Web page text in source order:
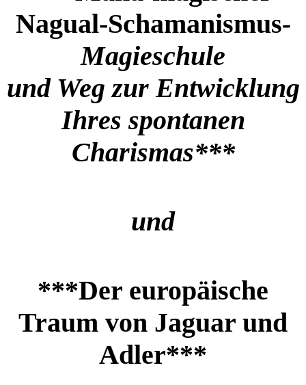
Nagual-Schamanismus-
Magieschule
und Weg zur Entwicklung
Ihres spontanen
Charismas***
und
***Der europäische
Traum von Jaguar und
Adler***